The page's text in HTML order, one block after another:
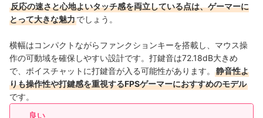
反応の速さと心地よいタッチ感を両立している点は、ゲーマーに
とって大きな魅力でしょう。
横幅はコンパクトながらファンクションキーを搭載し、マウス操
作の可動域を確保しやすい設計です。打鍵音は72.18dB大きめ
で、ボイスチャットに打鍵音が入る可能性があります。
静音性よ
りも操作性や打鍵感を重視するFPSゲーマーにおすすめのモデル
です。
良い